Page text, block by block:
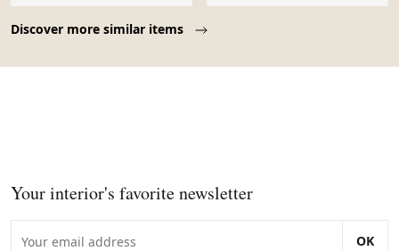
Discover more similar items
Your interior's favorite newsletter
OK